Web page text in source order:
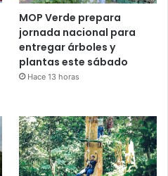
MOP Verde prepara
jornada nacional para
entregar árboles y
plantas este sábado
Hace 13 horas